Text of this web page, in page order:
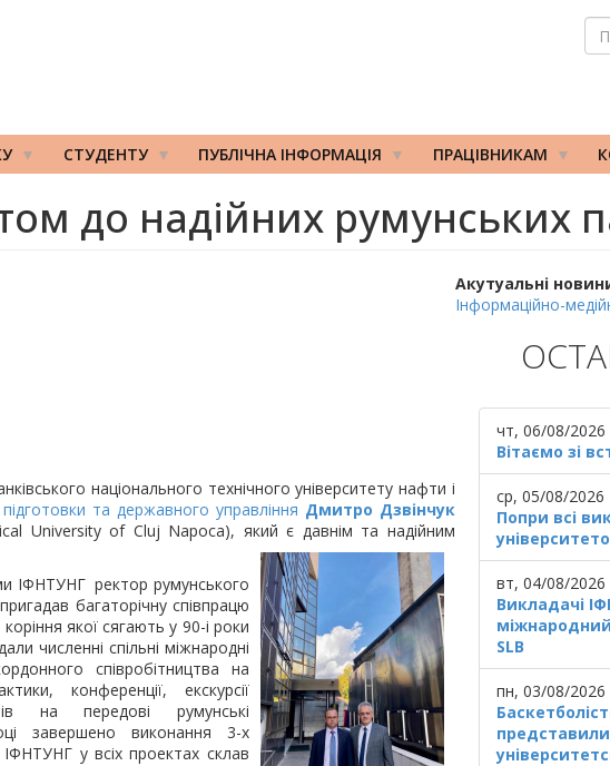
СТУДЕНТУ ПУБЛІЧНА ІНФОРМАЦІЯ ПРАЦІВНИКАМ
до надійних румунських
національного технічного університету нафти і
підготовки та державного управління Дмитро Дзвінчук
University of Cluj Napoca), який є давнім та надійним
ІФНТУНГ ректор румунського
пригадав багаторічну співпрацю
якої сягають у 90-і роки
численні спільні міжнародні
співробітництва на
конференції, екскурсії
на передові румунські
завершено виконання 3-х
у всіх проектах склав
Акутуальні
Інформаційно-
чт, 06/08/2026
Вітаємо зі
ср, 05/08/2026
Попри всі
вт, 04/08/2026
Викладачі
SLB
пн, 03/08/2026